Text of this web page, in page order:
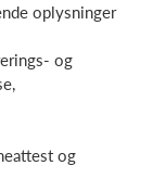
oplysninger
og
og